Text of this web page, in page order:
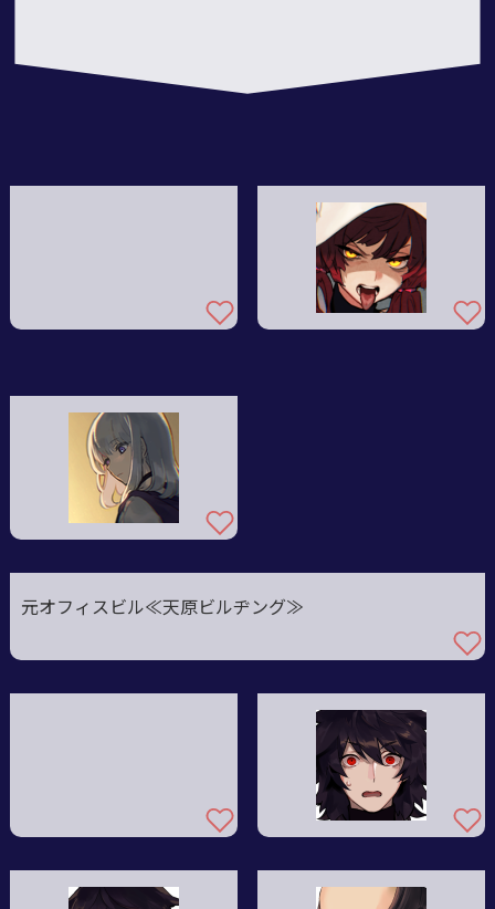
元オフィスビル≪天原ビルヂング≫